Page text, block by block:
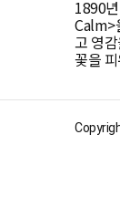
1890
Calm>
고 영
꽃을